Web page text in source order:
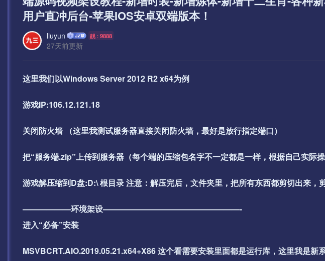
用户直冲后台-苹果IOS安卓双端版本！
liuyun 靓 : 9888
27天前更新
这里我们以Windows Server 2012 R2 x64为例
游戏IP:106.12.121.18
关闭防火墙 （这里我测试服务器直接关闭防火墙，最好是放行指定端口）
把“服务端.zip”上传到服务器（每个端的压缩包名字不一定都是一样，根据自己实际操
游戏解压缩到D盘:D:\ 根目录 注意：解压完后，文件夹里，把所有东西都剪切出来，
——————环境架设—————————————————-
进入“必备”安装
MSVBCRT.AIO.2019.05.21.x64+X86 这个看需要安装里面都是运行库，这里我是新